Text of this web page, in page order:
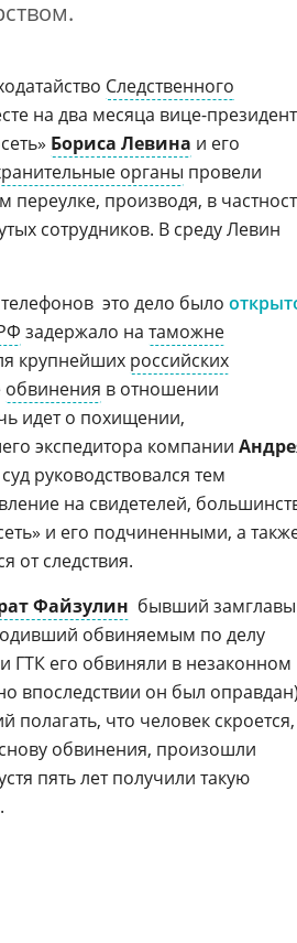
Следственного
на два месяца вице-
Бориса Левина и его
органы провели
переулке, производя, в
сотрудников. В среду Левин
 это дело было
задержало на таможне
крупнейших российских
обвинения в отношении
идет о похищении,
экспедитора компании
руководствовался тем
на свидетелей,
и его подчиненными, а
от следствия.
Файзулин  бывший замглавы
обвиняемым по делу
ГТК его обвиняли в незаконном
впоследствии он был
полагать, что человек скроется,
обвинения, произошли
пять лет получили такую